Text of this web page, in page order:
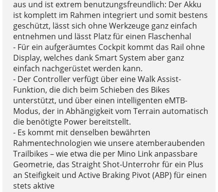
aus und ist extrem benutzungsfreundlich: Der Akku
ist komplett im Rahmen integriert und somit bestens
geschützt, lässt sich ohne Werkzeuge ganz einfach
entnehmen und lässt Platz für einen Flaschenhal
- Für ein aufgeräumtes Cockpit kommt das Rail ohne
Display, welches dank Smart System aber ganz
einfach nachgerüstet werden kann.
- Der Controller verfügt über eine Walk Assist-
Funktion, die dich beim Schieben des Bikes
unterstützt, und über einen intelligenten eMTB-
Modus, der in Abhängigkeit vom Terrain automatisch
die benötigte Power bereitstellt.
- Es kommt mit denselben bewährten
Rahmentechnologien wie unsere atemberaubenden
Trailbikes – wie etwa die per Mino Link anpassbare
Geometrie, das Straight Shot-Unterrohr für ein Plus
an Steifigkeit und Active Braking Pivot (ABP) für einen
stets aktive